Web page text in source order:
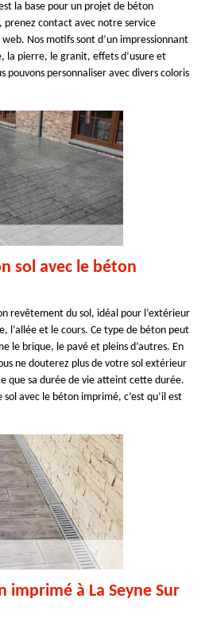
la base pour un projet de béton
prenez contact avec notre service
Nos motifs sont d’un impressionnant
la pierre, le granit, effets d’usure et
pouvons personnaliser avec divers coloris
sol avec le béton
revêtement du sol, idéal pour l’extérieur
l’allée et le cours. Ce type de béton peut
le brique, le pavé et pleins d’autres. En
ne douterez plus de votre sol extérieur
que sa durée de vie atteint cette durée.
avec le béton imprimé, c’est qu’il est
imprimé à La Seyne Sur